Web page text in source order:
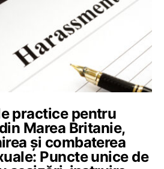
practice pentru
Marea Britanie,
și combaterea
Puncte unice de